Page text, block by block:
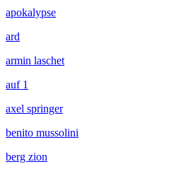
apokalypse
ard
armin laschet
auf 1
axel springer
benito mussolini
berg zion